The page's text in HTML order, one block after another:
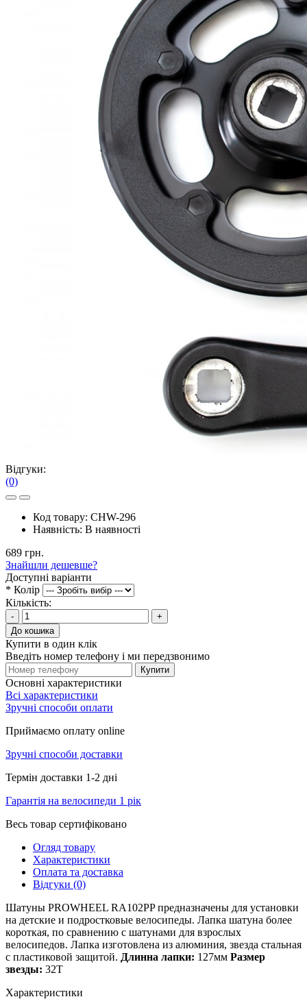
Відгуки:
(0)
Код товару: CHW-296
Наявність: В наявності
689 грн.
Знайшли дешевше?
Доступні варіанти
* Колір
Кількість:
-
+
До кошика
Купити в один клік
Введіть номер телефону і ми передзвонимо
Купити
Основні характеристики
Всі характеристики
Зручні способи оплати
Приймаємо оплату online
Зручні способи доставки
Термін доставки 1-2 дні
Гарантія на велосипеди 1 рік
Весь товар сертифіковано
Огляд товару
Характеристики
Оплата та доставка
Відгуки (0)
Шатуны PROWHEEL RA102PP предназначены для установки
на детские и подростковые велосипеды. Лапка шатуна более
короткая, по сравнению с шатунами для взрослых
велосипедов. Лапка изготовлена из алюминия, звезда стальная
с пластиковой защитой. Длинна лапки: 127мм Размер
звезды: 32Т
Характеристики